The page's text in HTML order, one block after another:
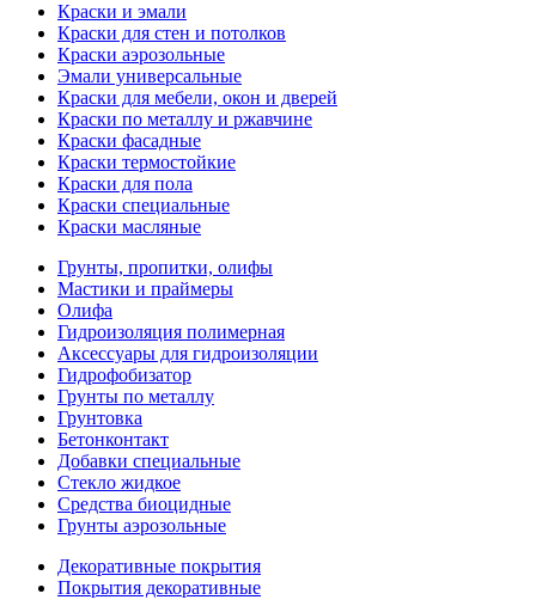
Краски и эмали
Краски для стен и потолков
Краски аэрозольные
Эмали универсальные
Краски для мебели, окон и дверей
Краски по металлу и ржавчине
Краски фасадные
Краски термостойкие
Краски для пола
Краски специальные
Краски масляные
Грунты, пропитки, олифы
Мастики и праймеры
Олифа
Гидроизоляция полимерная
Аксессуары для гидроизоляции
Гидрофобизатор
Грунты по металлу
Грунтовка
Бетонконтакт
Добавки специальные
Стекло жидкое
Средства биоцидные
Грунты аэрозольные
Декоративные покрытия
Покрытия декоративные